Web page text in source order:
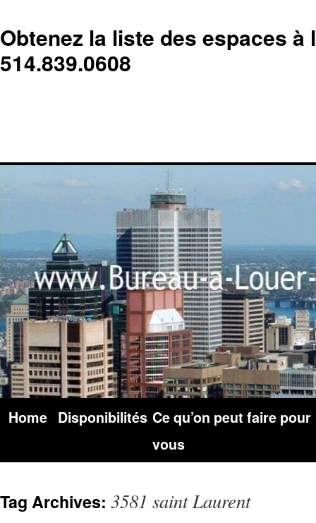
Obtenez la liste des espaces à
514.839.0608
Home Disponibilités Ce qu’on peut faire pour
vous
Tag Archives: 3581 saint Laurent